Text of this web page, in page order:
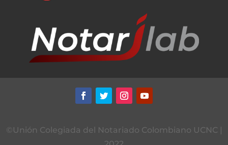
©Unión Colegiada del Notariado Colombiano UCNC |